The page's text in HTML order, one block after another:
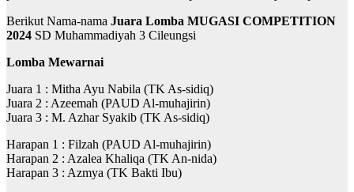
Berikut Nama-nama Juara Lomba MUGASI COMPETITION
2024 SD Muhammadiyah 3 Cileungsi
Lomba Mewarnai
Juara 1 : Mitha Ayu Nabila (TK As-sidiq)
Juara 2 : Azeemah (PAUD Al-muhajirin)
Juara 3 : M. Azhar Syakib (TK As-sidiq)
Harapan 1 : Filzah (PAUD Al-muhajirin)
Harapan 2 : Azalea Khaliqa (TK An-nida)
Harapan 3 : Azmya (TK Bakti Ibu)